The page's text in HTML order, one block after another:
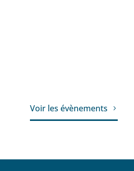
Voir les évènements